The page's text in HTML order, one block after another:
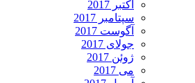
سپتامبر 2017
آگوست 2017
جولای 2017